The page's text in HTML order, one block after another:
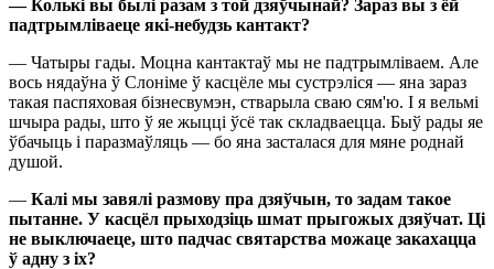
— Колькі вы былі разам з той дзяўчынай? Зараз вы з ёй
падтрымліваеце які-небудзь кантакт?
— Чатыры гады. Моцна кантактаў мы не падтрымліваем. Але
вось нядаўна ў Слоніме ў касцёле мы сустрэліся — яна зараз
такая паспяховая бізнесвумэн, стварыла сваю сям'ю. І я вельмі
шчыра рады, што ў яе жыцці ўсё так складваецца. Быў рады яе
ўбачыць і паразмаўляць — бо яна засталася для мяне роднай
душой.
— Калі мы завялі размову пра дзяўчын, то задам такое
пытанне. У касцёл прыходзіць шмат прыгожых дзяўчат. Ці
не выключаеце, што падчас святарства можаце закахацца
ў адну з іх?